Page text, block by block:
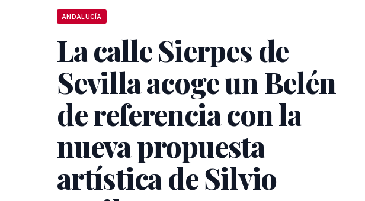
ANDALUCÍA
La calle Sierpes de
Sevilla acoge un Belén
de referencia con la
nueva propuesta
artística de Silvio